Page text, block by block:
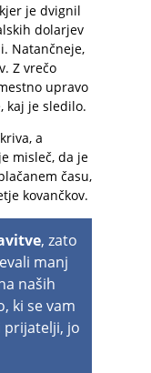
je dvignil
dolarjev
Natančneje,
Z vrečo
upravo
kaj je sledilo.
a
misleč, da je
času,
kovančkov.
, zato
manj
naših
ki se vam
prijatelji, jo